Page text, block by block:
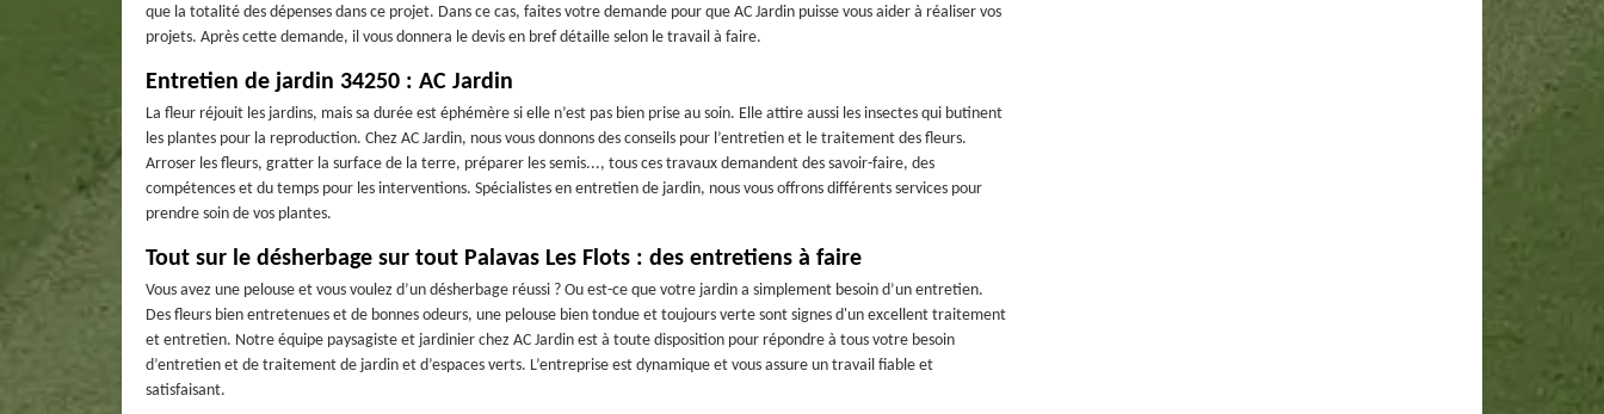
que la totalité des dépenses dans ce projet. Dans ce cas, faites votre demande pour que AC Jardin puisse vous aider à réaliser vos
projets. Après cette demande, il vous donnera le devis en bref détaille selon le travail à faire.
Entretien de jardin 34250 : AC Jardin
La fleur réjouit les jardins, mais sa durée est éphémère si elle n’est pas bien prise au soin. Elle attire aussi les insectes qui butinent
les plantes pour la reproduction. Chez AC Jardin, nous vous donnons des conseils pour l’entretien et le traitement des fleurs.
Arroser les fleurs, gratter la surface de la terre, préparer les semis..., tous ces travaux demandent des savoir-faire, des
compétences et du temps pour les interventions. Spécialistes en entretien de jardin, nous vous offrons différents services pour
prendre soin de vos plantes.
Tout sur le désherbage sur tout Palavas Les Flots : des entretiens à faire
Vous avez une pelouse et vous voulez d’un désherbage réussi ? Ou est-ce que votre jardin a simplement besoin d’un entretien.
Des fleurs bien entretenues et de bonnes odeurs, une pelouse bien tondue et toujours verte sont signes d'un excellent traitement
et entretien. Notre équipe paysagiste et jardinier chez AC Jardin est à toute disposition pour répondre à tous votre besoin
d’entretien et de traitement de jardin et d’espaces verts. L’entreprise est dynamique et vous assure un travail fiable et
satisfaisant.